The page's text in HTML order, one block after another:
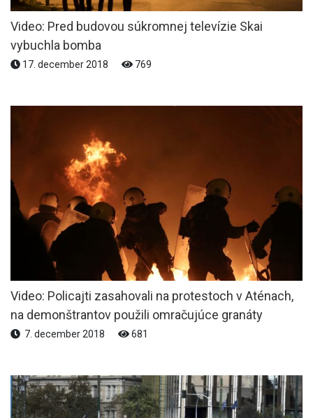
Video: Pred budovou súkromnej televízie Skai
vybuchla bomba
17. december 2018 769
Video: Policajti zasahovali na protestoch v Aténach,
na demonštrantov použili omračujúce granáty
7. december 2018 681